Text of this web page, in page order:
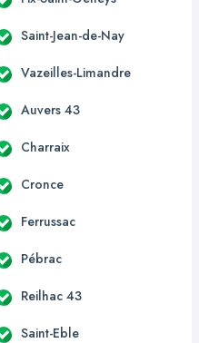
Saint-Jean-de-Nay
Vazeilles-Limandre
Auvers 43
Charraix
Cronce
Ferrussac
Pébrac
Reilhac 43
Saint-Eble